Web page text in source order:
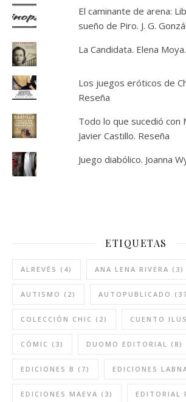
El caminante de arena:
sueño de Piro. J. G.
La Candidata. Elena
Los juegos eróticos de
Reseña
Todo lo que sucedió con
Javier Castillo. Reseña
Juego diabólico. Joanna
ETIQUETAS
ALREVÉS (4) ANA LENA RIVERA (3)
AUTISMO (2) AUTOPUBLICADO
COLECCIÓN CHIC (2) CUENTO
CÓMIC (3) DUOMO EDITORIAL (8)
EDICIONES B (7) EDICIONES
EDICIONES MAEVA (3) EDITORIAL